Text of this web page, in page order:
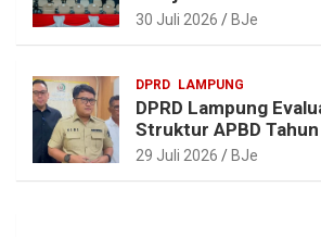
Realistis dan
30 Juli 2026 BJe
DPRD LAMPUNG
DPRD Lampung
Struktur APBD
29 Juli 2026 BJe